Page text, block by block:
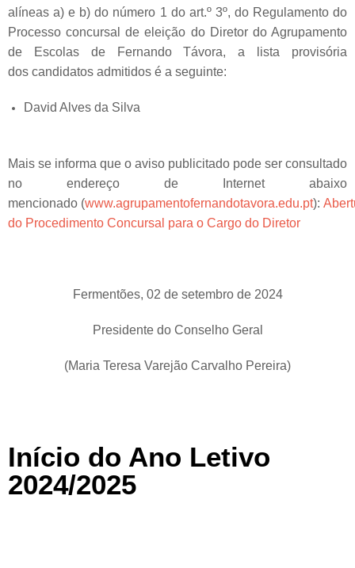
alíneas a) e b) do número 1 do art.º 3º, do Regulamento do
Processo concursal de eleição do Diretor do Agrupamento
de Escolas de Fernando Távora, a lista provisória
dos candidatos admitidos é a seguinte:
David Alves da Silva
Mais se informa que o aviso publicitado pode ser consultado
no endereço de Internet abaixo
mencionado (www.agrupamentofernandotavora.edu.pt):
do Procedimento Concursal para o Cargo do Diretor
Fermentões, 02 de setembro de 2024
Presidente do Conselho Geral
(Maria Teresa Varejão Carvalho Pereira)
Início do Ano Letivo
2024/2025